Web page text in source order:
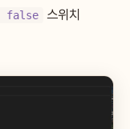
false
스위치